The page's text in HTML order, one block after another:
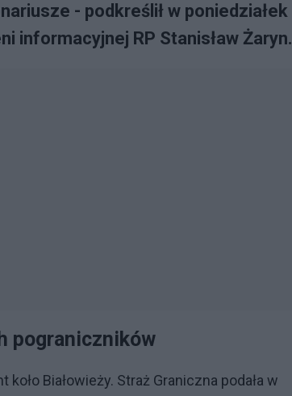
- podkreślił w poniedziałek
informacyjnej RP Stanisław Żaryn.
pograniczników
Białowieży. Straż Graniczna podała w